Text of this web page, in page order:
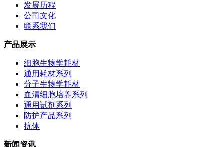
发展历程
公司文化
联系我们
产品展示
细胞生物学耗材
通用耗材系列
分子生物学耗材
血清细胞培养系列
通用试剂系列
防护产品系列
抗体
新闻资讯